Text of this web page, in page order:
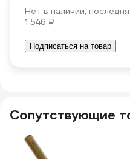
Нет в наличии,
1 546 ₽
Подписаться на товар
Сопутствующие